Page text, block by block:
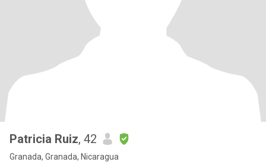
Patricia Ruiz, 42
Granada, Granada, Nicaragua